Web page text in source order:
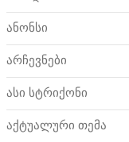
ანონსი
არჩევნები
ასი სტრიქონი
აქტუალური თემა